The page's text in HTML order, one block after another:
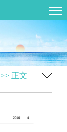
>> 正文